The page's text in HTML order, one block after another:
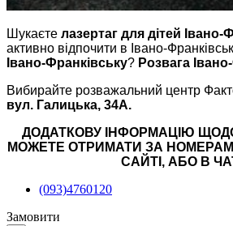
Шукаєте лазертаг для дітей Івано-
активно відпочити в Івано-
Івано-Франківську? Розвага
Вибирайте розважальний центр
вул. Галицька, 34А.
ДОДАТКОВУ ІНФОРМАЦІЮ
МОЖЕТЕ ОТРИМАТИ ЗА
САЙТІ, АБО В
(093)4760120
Замовити